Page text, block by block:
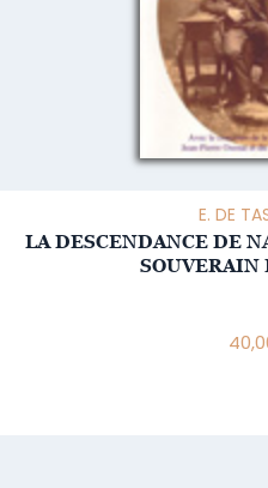
E. DE
LA DESCENDANCE DE
SOUVERAIN